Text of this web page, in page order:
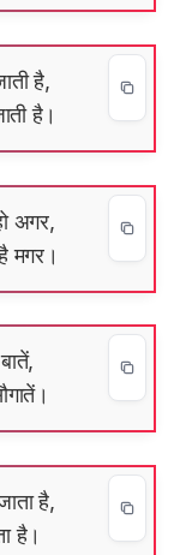
है,
है।
अगर,
मगर।
है,
है।